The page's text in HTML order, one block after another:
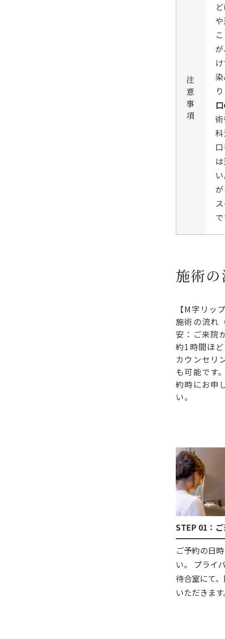
注
意
事
項
施術
【M字リッ
施術の流れ
安：ご来院
約1時間ほ
カウンセリ
も可能です
約時にお申
い。
STEP 01：
ご予約の日
い。 プライ
待合室にて
いただきま